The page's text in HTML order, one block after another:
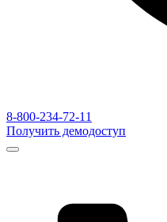
8-800-234-72-11
Получить демодоступ